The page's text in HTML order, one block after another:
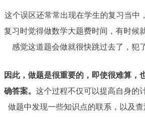
这个误区还常常出现在学生的复习当中
复习时觉得做数学大题费时间，有时候
感觉这道题会做就很快跳过去了，犯
因此，做题是很重要的，即使很难算，
确答案。 这个过程不仅可以提高自身的
做题中发现一些知识点的联系，以及查